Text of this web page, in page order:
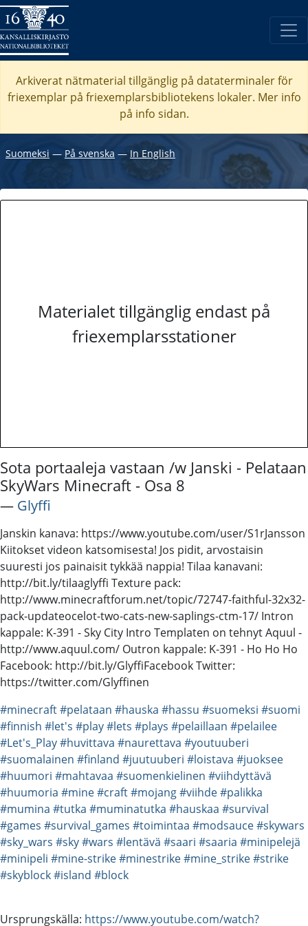
Arkiverat nätmaterial tillgänglig på dataterminaler för
friexemplar på friexemplarsbibliotekens lokaler. Mer info
på info sidan.
Suomeksi ― På svenska ― In English
Materialet tillgänglig endast på
friexemplarsstationer
Sota portaaleja vastaan /w Janski - Pelataan
SkyWars Minecraft - Osa 8
― Glyffi
Janskin kanava: https://www.youtube.com/user/S1rJansson
Kiitokset videon katsomisesta! Jos pidit, arvostaisin
suuresti jos painaisit tykkää nappia! Tilaa kanavani:
http://bit.ly/tilaaglyffi Texture pack:
http://www.minecraftforum.net/topic/72747-faithful-32x32-
pack-updateocelot-two-cats-new-saplings-ctm-17/ Intron
kappale: K-391 - Sky City Intro Templaten on tehnyt Aquul -
http://www.aquul.com/ Outron kappale: K-391 - Ho Ho Ho
Facebook: http://bit.ly/GlyffiFacebook Twitter:
https://twitter.com/Glyffinen
#minecraft#pelataan #hauska #hassu #suomeksi #suomi
#finnish #let's #play#lets #plays #pelaillaan #pelailee
#Let's_Play#huvittava #naurettava #youtuuberi
#suomalainen #finland #juutuuberi #loistava #juoksee
#huumori #mahtavaa #suomenkielinen #viihdyttävä
#huumoria #mine#craft#mojang#viihde#palikka
#mumina #tutka #muminatutka #hauskaa #survival
#games #survival_games #toimintaa #modsauce#skywars
#sky_wars #sky#wars #lentävä #saari #saaria #minipelejä
#minipeli #mine-strike#minestrike#mine_strike#strike
#skyblock#island #block
Ursprungskälla: https://www.youtube.com/watch?